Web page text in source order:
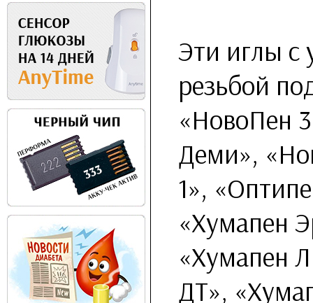
Эти иглы с
резьбой
«НовоПен
Деми»,
1»,
«Хумапен
«Хумапен
ДТ»,